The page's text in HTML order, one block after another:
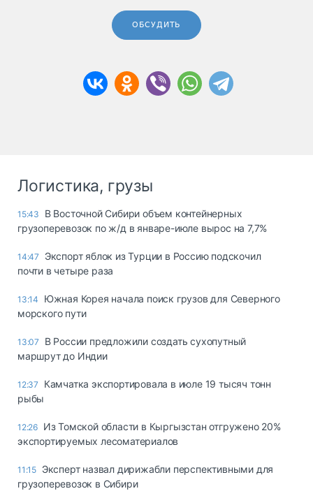
ОБСУДИТЬ
Логистика, грузы
15:43
В Восточной Сибири объем контейнерных
грузоперевозок по ж/д в январе-июле вырос на 7,7%
14:47
Экспорт яблок из Турции в Россию подскочил
почти в четыре раза
13:14
Южная Корея начала поиск грузов для Северного
морского пути
13:07
В России предложили создать сухопутный
маршрут до Индии
12:37
Камчатка экспортировала в июле 19 тысяч тонн
рыбы
12:26 Из Томской области в Кыргызстан отгружено 20%
экспортируемых лесоматериалов
11:15 Эксперт назвал дирижабли перспективными для
грузоперевозок в Сибири